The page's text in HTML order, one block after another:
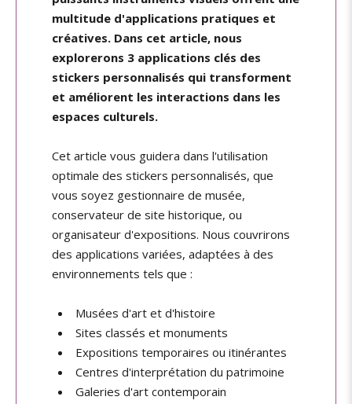
multitude d'applications pratiques et
créatives. Dans cet article, nous
explorerons 3 applications clés des
stickers personnalisés qui transforment
et améliorent les interactions dans les
espaces culturels.
Cet article vous guidera dans l'utilisation
optimale des stickers personnalisés, que
vous soyez gestionnaire de musée,
conservateur de site historique, ou
organisateur d'expositions. Nous couvrirons
des applications variées, adaptées à des
environnements tels que :
Musées d'art et d'histoire
Sites classés et monuments
Expositions temporaires ou itinérantes
Centres d'interprétation du patrimoine
Galeries d'art contemporain